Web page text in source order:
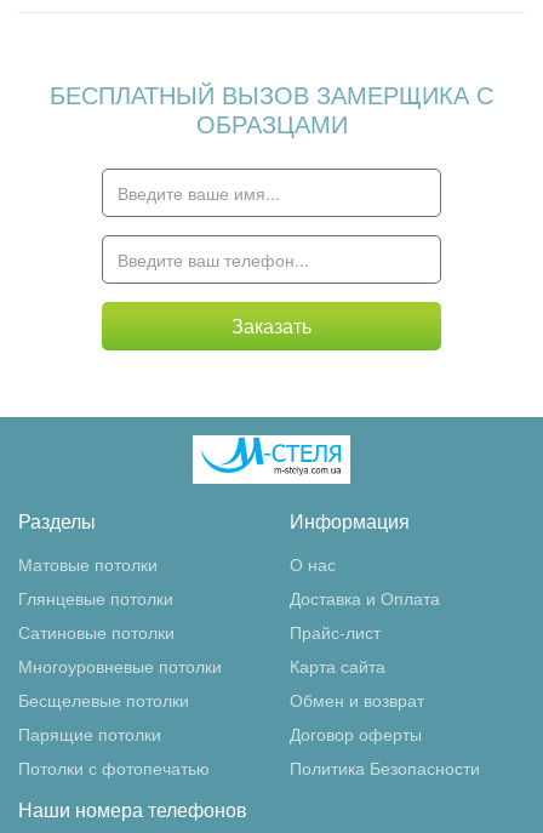
БЕСПЛАТНЫЙ ВЫЗОВ ЗАМЕРЩИКА С
ОБРАЗЦАМИ
Заказать
Разделы
Матовые потолки
Глянцевые потолки
Сатиновые потолки
Многоуровневые потолки
Бесщелевые потолки
Парящие потолки
Потолки с фотопечатью
Информация
О нас
Доставка и Оплата
Прайс-лист
Карта сайта
Обмен и возврат
Договор оферты
Политика Безопасности
Наши номера телефонов